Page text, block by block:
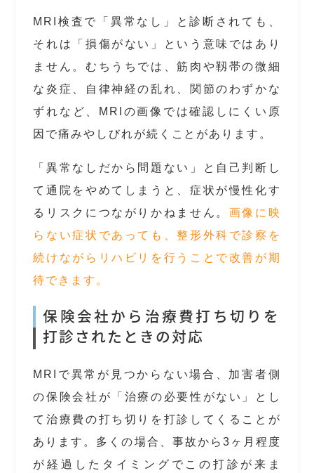
MRI検査で「異常なし」と診断されても、
それは「損傷がない」という意味ではあり
ません。むちうちでは、筋肉や靱帯の微細
な炎症、自律神経の乱れ、関節のわずかな
ずれなど、MRIの画像では確認しにくい原
因で痛みやしびれが続くことがあります。
「異常なしだから問題ない」と自己判断し
て通院をやめてしまうと、症状が慢性化す
るリスクにつながりかねません。 画像に映
らない症状であっても、整形外科で診察を
続けながらリハビリを行うことで改善が期
待できます。
保険会社から治療費打ち切りを
打診されたときの対応
MRIで異常が見つからない場合、加害者側
の保険会社が「治療の必要性がない」とし
て治療費の打ち切りを打診してくることが
あります。多くの場合、事故から3ヶ月程度
が経過したタイミングでこの打診が来ま